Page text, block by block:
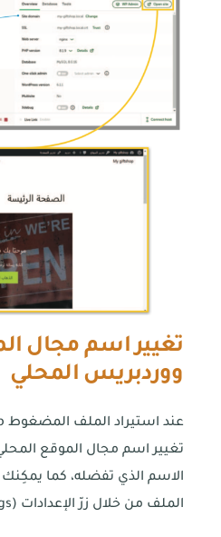
تغيير اسم مجال
ووردبريس المحلي
الاسم الذي تفضله، كما يمكِنك
الملف من خلال زرّ الإعدادات (Settings).